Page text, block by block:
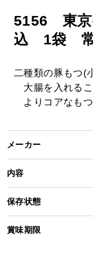
5156 東
込 1袋
二種類の豚もつ(
大腸を入れるこ
よりコアなも
メーカー
内容
保存状態
賞味期限